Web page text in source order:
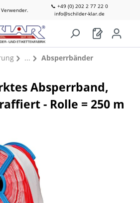
📞 +49 (0) 202 2 77 22 0
info@schilder-klar.de
Absperrbänder
Absperrband,
- Rolle = 250 m